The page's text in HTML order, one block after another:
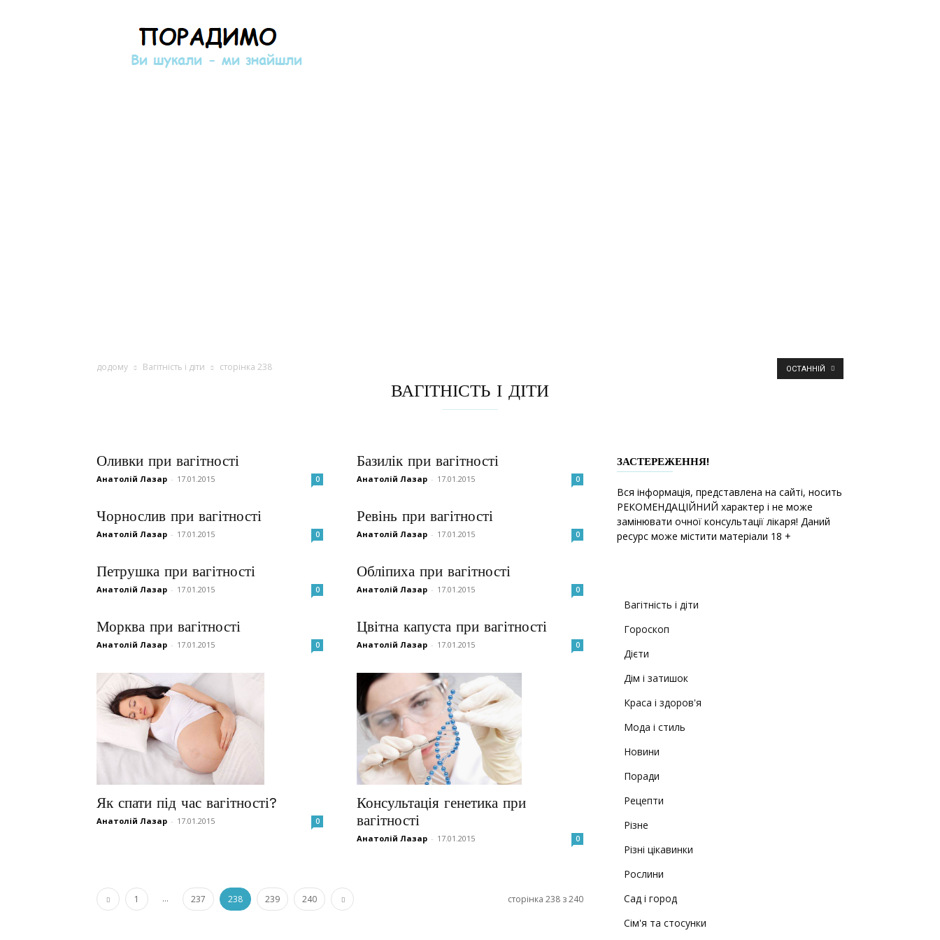
Порадимо
додому Вагітність і діти сторінка 238
ВАГІТНІСТЬ І ДІТИ
ОСТАННІЙ
Оливки при вагітності
Анатолій Лазар - 17.01.2015 0
Базилік при вагітності
Анатолій Лазар - 17.01.2015 0
Чорнослив при вагітності
Анатолій Лазар - 17.01.2015 0
Ревінь при вагітності
Анатолій Лазар - 17.01.2015 0
Петрушка при вагітності
Анатолій Лазар - 17.01.2015 0
Обліпиха при вагітності
Анатолій Лазар - 17.01.2015 0
Морква при вагітності
Анатолій Лазар - 17.01.2015 0
Цвітна капуста при вагітності
Анатолій Лазар - 17.01.2015 0
Як спати під час вагітності?
Анатолій Лазар - 17.01.2015 0
Консультація генетика при
вагітності
Анатолій Лазар - 17.01.2015 0
1 ... 237 238 239 240 сторінка 238 з 240
ЗАСТЕРЕЖЕННЯ!
Вся інформація, представлена на сайті, носить
РЕКОМЕНДАЦІЙНИЙ характер і не може
замінювати очної консультації лікаря! Даний
ресурс може містити матеріали 18 +
Вагітність і діти
Гороскоп
Дієти
Дім і затишок
Краса і здоров'я
Мода і стиль
Новини
Поради
Рецепти
Різне
Різні цікавинки
Рослини
Сад і город
Сім'я та стосунки